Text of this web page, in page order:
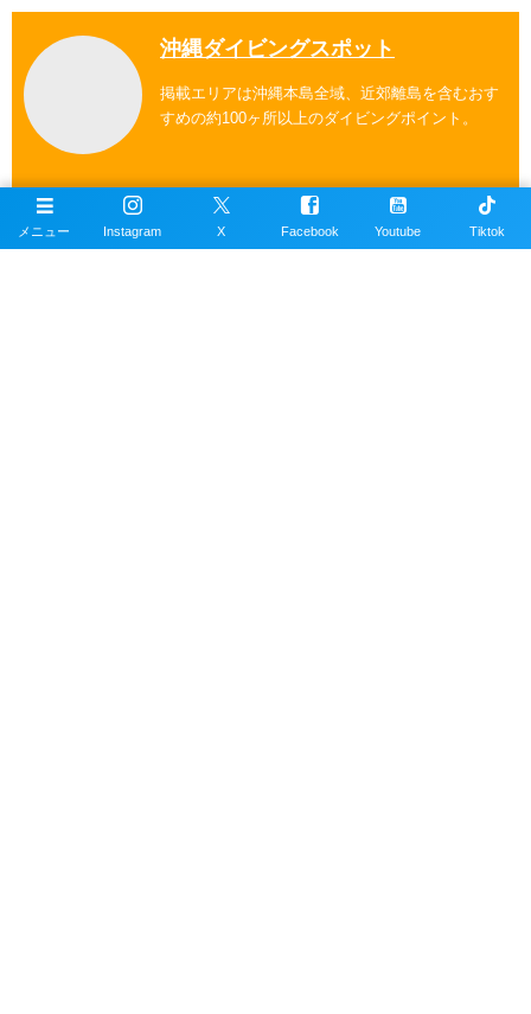
沖縄ダイビングスポット
掲載エリアは沖縄本島全域、近郊離島を含むおす
すめの約100ヶ所以上のダイビングポイント。
メニュー Instagram X Facebook Youtube Tiktok